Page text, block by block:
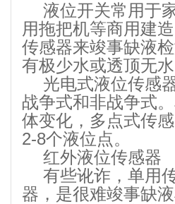
液位开关常用于
用拖把机等商用建
传感器来竣事缺液
有极少水或透顶无
光电式液位传感
战争式和非战争式
体变化，多点式传
2-8个液位点。
红外液位传感器
有些讹诈，单用
器，是很难竣事缺